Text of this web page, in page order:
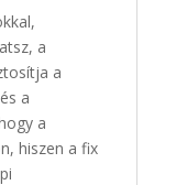
a
a
a
a
hiszen a fix